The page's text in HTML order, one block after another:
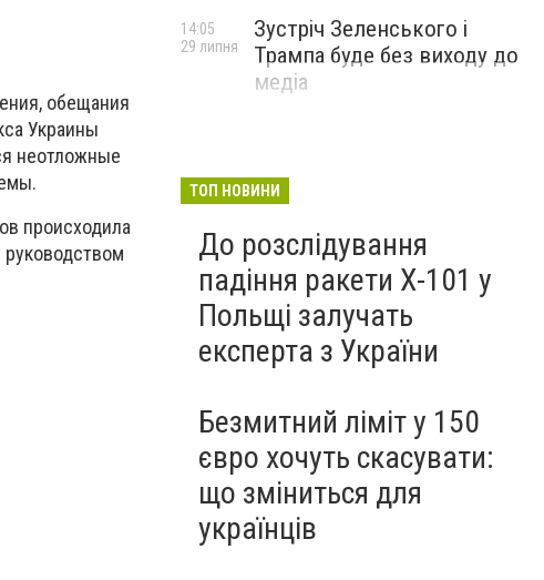
обещания
Украины
неотложные
происходила
Зустріч Зеленського і
Трампа буде без виходу до
медіа
14:05
29 липня
ТОП НОВИНИ
До розслідування
падіння ракети Х-101 у
Польщі залучать
експерта з України
Безмитний ліміт у 150
євро хочуть скасувати:
що зміниться для
українців